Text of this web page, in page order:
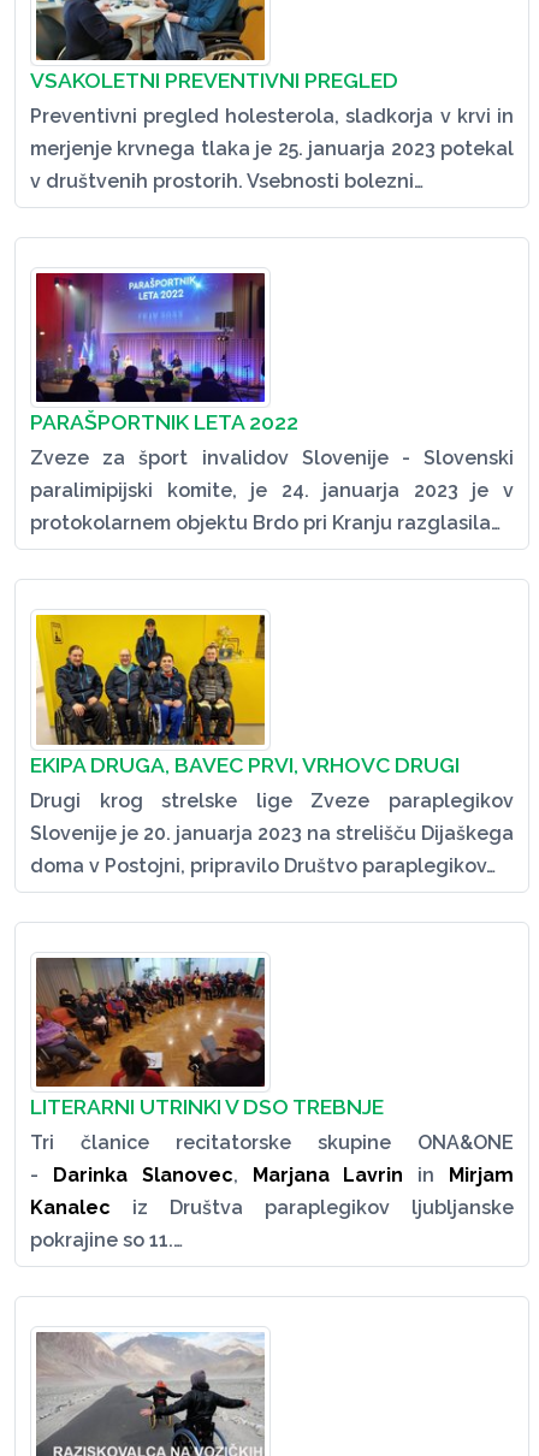
VSAKOLETNI PREVENTIVNI PREGLED
Preventivni pregled holesterola, sladkorja v krvi in
merjenje krvnega tlaka je 25. januarja 2023 potekal
v društvenih prostorih. Vsebnosti bolezni…
PARAŠPORTNIK LETA 2022
Zveze za šport invalidov Slovenije - Slovenski
paralimipijski komite, je 24. januarja 2023 je v
protokolarnem objektu Brdo pri Kranju razglasila…
EKIPA DRUGA, BAVEC PRVI, VRHOVC DRUGI
Drugi krog strelske lige Zveze paraplegikov
Slovenije je 20. januarja 2023 na strelišču Dijaškega
doma v Postojni, pripravilo Društvo paraplegikov…
LITERARNI UTRINKI V DSO TREBNJE
Tri članice recitatorske skupine ONA&ONE
- Darinka Slanovec, Marjana Lavrin in Mirjam
Kanalec iz Društva paraplegikov ljubljanske
pokrajine so 11.…